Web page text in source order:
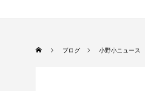
ブログ 小野小ニュース